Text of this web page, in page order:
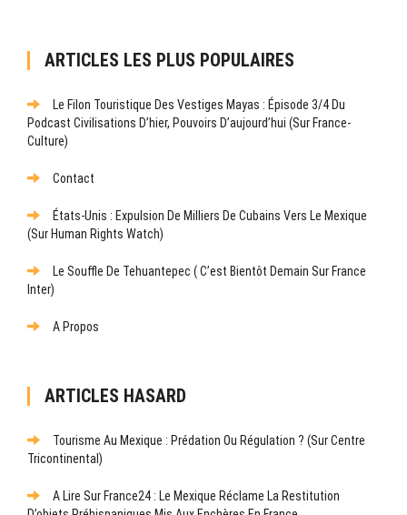
ARTICLES LES PLUS POPULAIRES
Le Filon Touristique Des Vestiges Mayas : Épisode 3/4 Du
Podcast Civilisations D’hier, Pouvoirs D’aujourd’hui (sur France-
Culture)
Contact
États-Unis : Expulsion De Milliers De Cubains Vers Le Mexique
(sur Human Rights Watch)
Le Souffle De Tehuantepec ( C’est Bientôt Demain Sur France
Inter)
A Propos
ARTICLES HASARD
Tourisme Au Mexique : Prédation Ou Régulation ? (Sur Centre
Tricontinental)
A Lire Sur France24 : Le Mexique Réclame La Restitution